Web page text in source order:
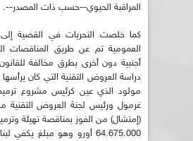
المراقبة الحيوي--حسب ذات المصدر--.
كما خلصت التحريات في القضية إلى
العمومية تم عن طريق المناقصات
أجنبية دون أخرى بطرق مخالفة
دراسة العروض التقنية التي كان
مولود الذي عين كرئيس مشروع
غرمول ورئيس لجنة العروض التقنية
(إمتشال) من الفوز بمناقصة تهيئة
64.675.000 أورو وهو مبلغ